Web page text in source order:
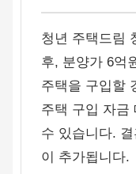
청년 주택드림
후, 분양가 6억
주택을 구입할
주택 구입 자금
수 있습니다.
이 추가됩니다.